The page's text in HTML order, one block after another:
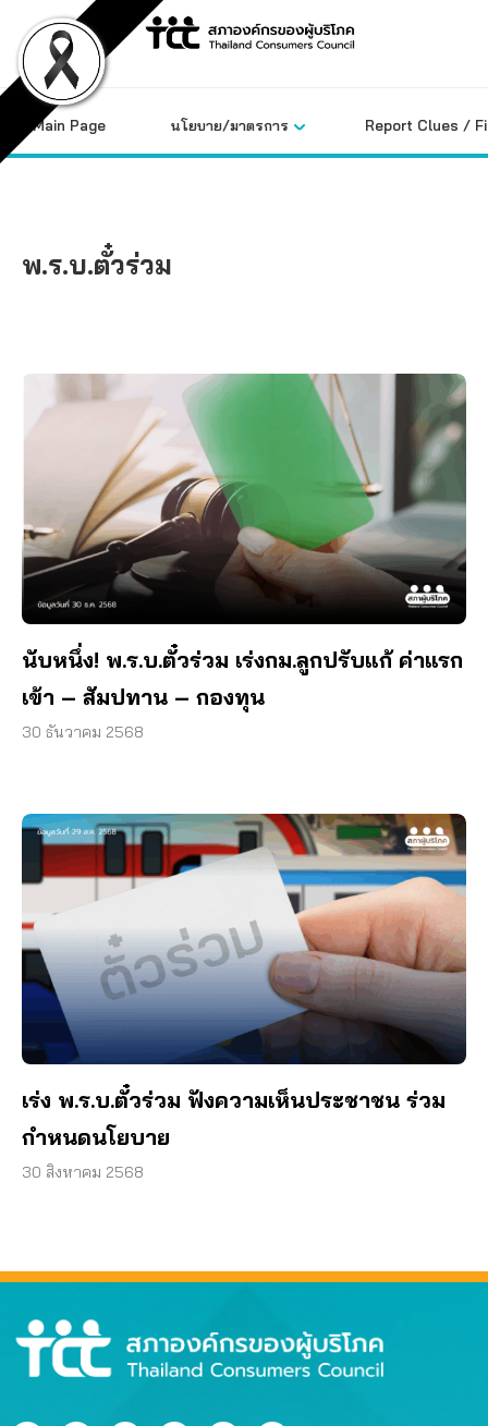
content
Main Page นโยบาย/มาตรการ Report Clues /
พ.ร.บ.ตั๋วร่วม
นับหนึ่ง! พ.ร.บ.ตั๋วร่วม เร่งกม.ลูกปรับแก้ ค่าแรก
เข้า – สัมปทาน – กองทุน
30 ธันวาคม 2568
เร่ง พ.ร.บ.ตั๋วร่วม ฟังความเห็นประชาชน ร่วม
กำหนดนโยบาย
30 สิงหาคม 2568